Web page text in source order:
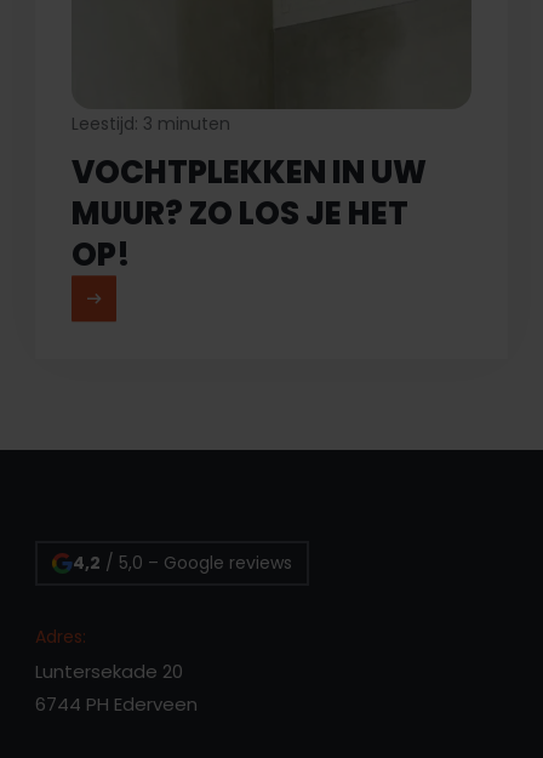
Leestijd: 3 minuten
VOCHTPLEKKEN IN UW
MUUR? ZO LOS JE HET
OP!
MEER LEZEN
4,2 / 5,0 – Google reviews
Adres:
Luntersekade 20
6744 PH Ederveen